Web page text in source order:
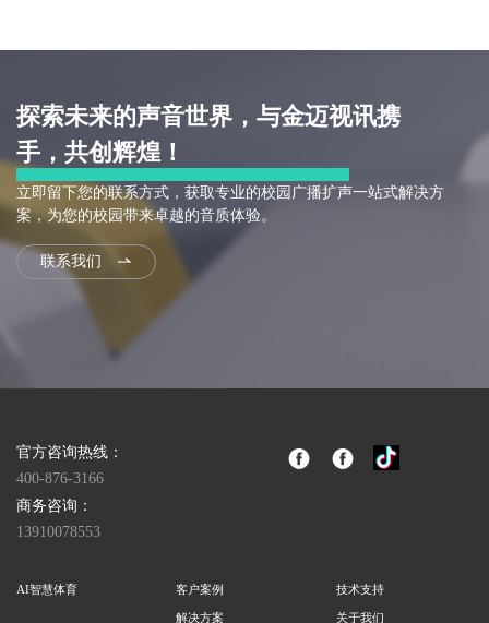
探索未来的声音世界，与金迈视讯携
手，共创辉煌！
立即留下您的联系方式，获取专业的校园广播扩声一站式解决方
案，为您的校园带来卓越的音质体验。
联系我们
官方咨询热线：
400-876-3166
商务咨询：
13910078553
AI智慧体育 客户案例
解决方案
技术支持
关于我们